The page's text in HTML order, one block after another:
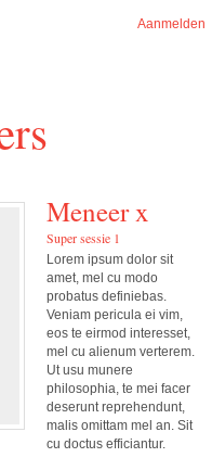
Aanmelden
Meneer x
Super sessie 1
Lorem ipsum dolor sit
amet, mel cu modo
probatus definiebas.
Veniam pericula ei vim,
eos te eirmod interesset,
mel cu alienum verterem.
Ut usu munere
philosophia, te mei facer
deserunt reprehendunt,
malis omittam mel an. Sit
cu doctus efficiantur.